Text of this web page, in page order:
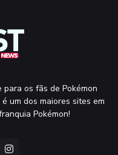
os fãs de Pokémon
um dos maiores sites em
Pokémon!